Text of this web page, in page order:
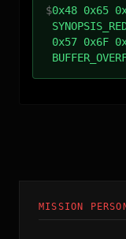
$0x48 0x65
0x57 0x6F
MISSION